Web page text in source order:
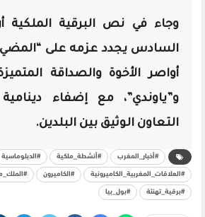
وجاء في نص البرقية الملكية
السادس يجدد عزمه على
أواصر الأخوة والصداقة
و”ياوندي”، مع إضفاء
التعاون الوثيق بين البلدين.
#أخبار_المغرب #أنشطة_ملكية #الدبلوماسية
#العلاقات_المغربية_الكاميرونية #الكاميرون
#برقية_تهنئة #بول_بيا